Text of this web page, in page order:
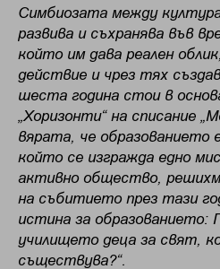
Симбиозата между
развива и съхранява във
който им дава реален
действие и чрез тях
шеста година стои в
„Хоризонти“ на списание
вярата, че
който се изгражда едно
активно общество,
на събитието през тази
истина за образованието:
училището деца за свят,
съществува?“.